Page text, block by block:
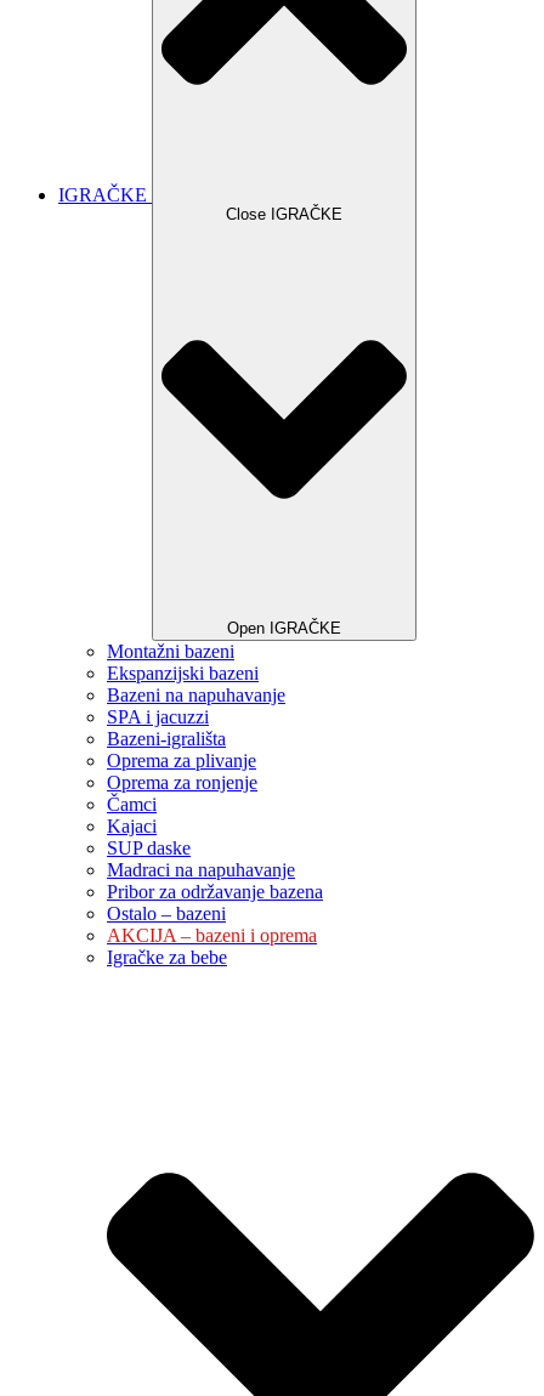
IGRAČKE
Close IGRAČKE
Open IGRAČKE
Montažni bazeni
Ekspanzijski bazeni
Bazeni na napuhavanje
SPA i jacuzzi
Bazeni-igrališta
Oprema za plivanje
Oprema za ronjenje
Čamci
Kajaci
SUP daske
Madraci na napuhavanje
Pribor za održavanje bazena
Ostalo – bazeni
AKCIJA – bazeni i oprema
Igračke za bebe